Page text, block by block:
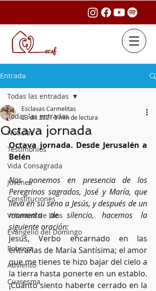
Entrada
Todas las entradas
Noticias
Testimonios
Vida Consagrada
Jóvenes
Constituciones
Voluntad de Dios
Evangelio del Domingo
Pobreza
Adviento
Cuaresma
Todas las entradas
Octava jornada
Esclavas Carmelitas
23 dic 20213 min de lectura
Octava jornada. Desde Jerusalén a
Belén
Nos ponemos en presencia de los
Peregrinos sagrados, José y María, que
lleva en su seno a Jesús, y después de un
momento de silencio, hacemos la
siguiente oración:
Jesús, Verbo encarnado en las
entrañas de María Santísima; el amor
que me tienes te hizo bajar del cielo a
la tierra hasta ponerte en un establo.
¡Cuánto siento haberte cerrado en la